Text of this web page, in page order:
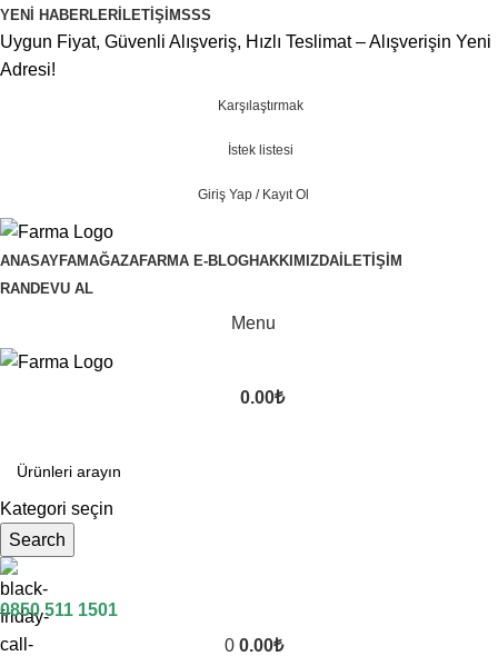
YENI HABERLER İLETIŞIMSSS
Uygun Fiyat, Güvenli Alışveriş, Hızlı Teslimat – Alışverişin Yeni
Adresi!
Karşılaştırmak
İstek listesi
Giriş Yap / Kayıt Ol
ANASAYFAMAĞAZAFARMA E-BLOGHAKKIMIZDA İLETIŞIM
RANDEVU AL
Menu
0.00₺
Kategori seçin
Search
0850 511 1501
0 0.00₺